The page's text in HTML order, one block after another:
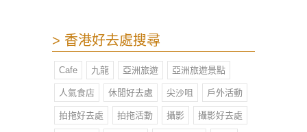
> 香港好去處搜尋
Cafe 九龍 亞洲旅遊 亞洲旅遊景點
人氣食店 休閒好去處 尖沙咀 戶外活動
拍拖好去處 拍拖活動 攝影 攝影好去處